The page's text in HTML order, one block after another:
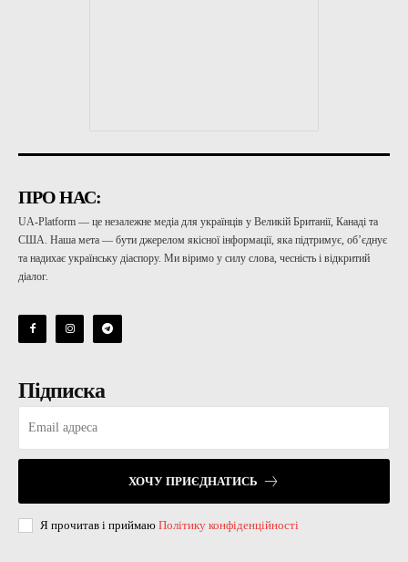
ПРО НАС:
UA-Platform — це незалежне медіа для українців у Великій Британії, Канаді та
США. Наша мета — бути джерелом якісної інформації, яка підтримує, об’єднує
та надихає українську діаспору. Ми віримо у силу слова, чесність і відкритий
діалог.
Підписка
ХОЧУ ПРИЄДНАТИСЬ
Я прочитав і приймаю Політику конфіденційності